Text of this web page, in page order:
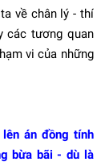
về chân lý - thí
các tương quan
vi của những
án đồng tính
bừa bãi - dù là